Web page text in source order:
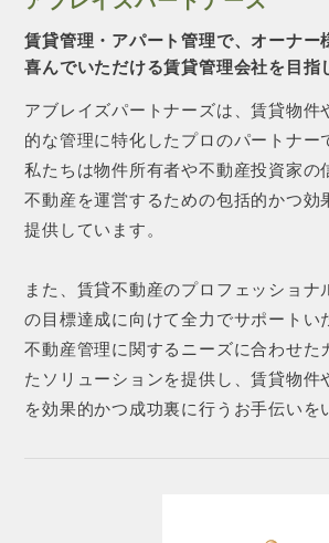
賃貸管理・アパート管理で、オーナー
喜んでいただける賃貸管理会社を目指
アブレイズパートナーズは、賃貸物件
的な管理に特化したプロのパートナー
私たちは物件所有者や不動産投資家の
不動産を運営するための包括的かつ効
提供しています。
また、賃貸不動産のプロフェッショナ
の目標達成に向けて全力でサポートい
不動産管理に関するニーズに合わせた
たソリューションを提供し、賃貸物件
を効果的かつ成功裏に行うお手伝いを